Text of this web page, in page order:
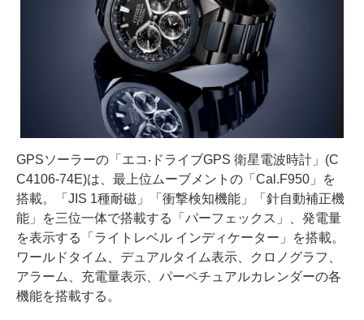
GPSソーラーの「エコ‧ドライブGPS 衛星電波時計」(C
C4106-74E)は、最上位ムーブメントの「Cal.F950」を
搭載。「JIS 1種耐磁」「衝撃検知機能」「針自動補正機
能」を三位一体で搭載する「パーフェックス」、発電量
を表示する「ライトレベル インディケーター」を搭載。
ワールドタイム、デュアルタイム表示、クロノグラフ、
アラーム、充電量表示、パーペチュアルカレンダーの各
機能を搭載する。